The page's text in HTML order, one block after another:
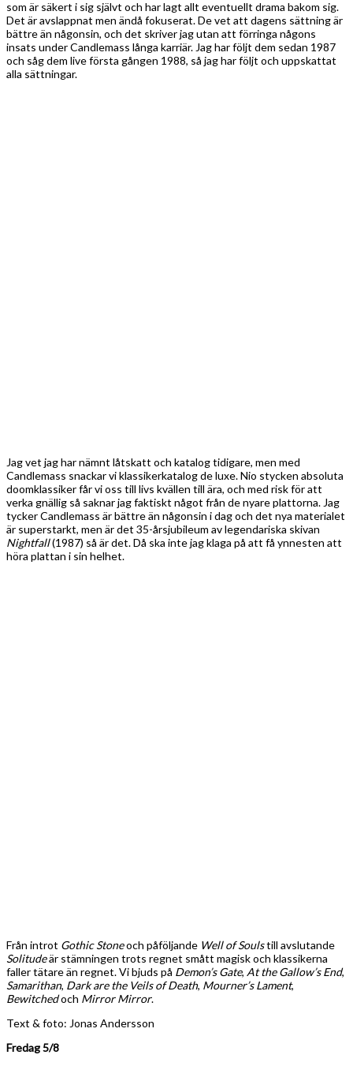
som är säkert i sig självt och har lagt allt eventuellt drama bakom sig.
Det är avslappnat men ändå fokuserat. De vet att dagens sättning är
bättre än någonsin, och det skriver jag utan att förringa någons
insats under Candlemass långa karriär. Jag har följt dem sedan 1987
och såg dem live första gången 1988, så jag har följt och uppskattat
alla sättningar.
Jag vet jag har nämnt låtskatt och katalog tidigare, men med
Candlemass snackar vi klassikerkatalog de luxe. Nio stycken absoluta
doomklassiker får vi oss till livs kvällen till ära, och med risk för att
verka gnällig så saknar jag faktiskt något från de nyare plattorna. Jag
tycker Candlemass är bättre än någonsin i dag och det nya materialet
är superstarkt, men är det 35-årsjubileum av legendariska skivan
Nightfall(1987) så är det. Då ska inte jag klaga på att få ynnesten att
höra plattan i sin helhet.
Från introt Gothic Stoneoch påföljande Well of Soulstill avslutande
Solitudeär stämningen trots regnet smått magisk och klassikerna
faller tätare än regnet. Vi bjuds på Demon’s Gate, At the Gallow’s End,
Samarithan, Dark are the Veils of Death, Mourner’s Lament,
Bewitchedoch Mirror Mirror.
Text & foto: Jonas Andersson
Fredag 5/8